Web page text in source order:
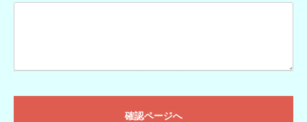
確認ページへ